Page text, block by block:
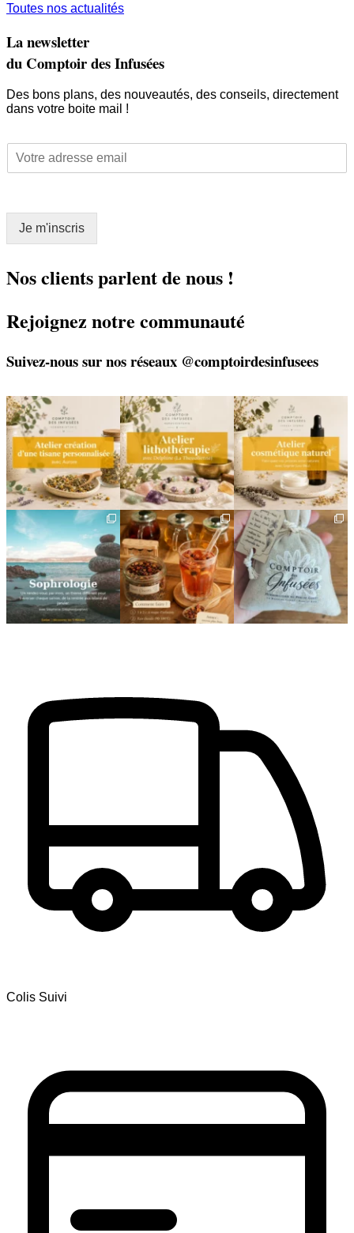
Toutes nos actualités
La newsletter
du Comptoir des Infusées
Des bons plans, des nouveautés, des conseils, directement
dans votre boite mail !
*
m
a
i
l
Je m'inscris
Nos clients parlent de nous !
Rejoignez notre communauté
Suivez-nous sur nos réseaux @comptoirdesinfusees
🌿 Créez votre tisane sur-
mesure
Un...
8 0
🌿 Un bracelet
énergétique, juste pour
vous
...
2 0
🌿 Deux rendez-vous
cosmétiques avec Sophie
(Lou...
6 0
🌿 Cinq mois, cinq façons
de souffler
...
8 1
Deux visages, une même
philosophie 🌿
Le...
11 0
🎁 L`attention qui fait
plaisir — et qui vous...
24 2
Colis Suivi